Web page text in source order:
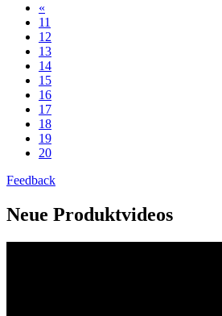
«
11
12
13
14
15
16
17
18
19
20
Feedback
Neue Produktvideos